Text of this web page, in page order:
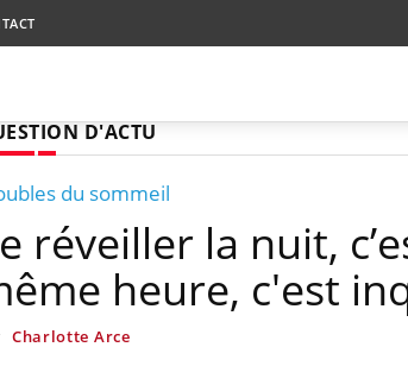
D'ACTU
du sommeil
réveiller la nuit,
heure, c'est
Charlotte Arce